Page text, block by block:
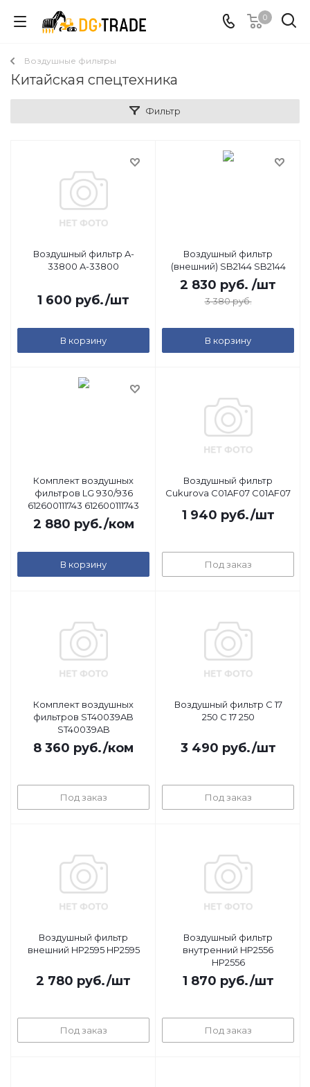
0
Воздушные фильтры
Китайская спецтехника
Фильтр
Воздушный фильтр A-
33800 A-33800
1 600 руб./шт
В корзину
Воздушный фильтр
(внешний) SB2144 SB2144
2 830 руб. /шт
3 380руб.
В корзину
Комплект воздушных
фильтров LG 930/936
612600111743 612600111743
2 880 руб./ком
В корзину
Воздушный фильтр
Cukurova C01AF07 C01AF07
1 940 руб./шт
Под заказ
Комплект воздушных
фильтров ST40039AB
ST40039AB
8 360 руб./ком
Под заказ
Воздушный фильтр C 17
250 C 17 250
3 490 руб./шт
Под заказ
Воздушный фильтр
внешний HP2595 HP2595
2 780 руб./шт
Под заказ
Воздушный фильтр
внутренний HP2556
HP2556
1 870 руб./шт
Под заказ